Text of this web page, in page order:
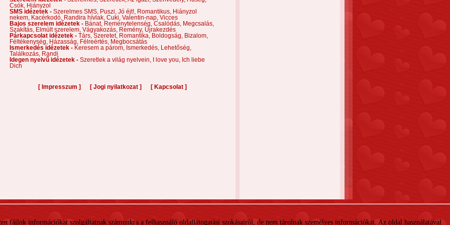
Csók,
Hiányzol
SMS idézetek - Szerelmes SMS, Puszi, Jó éjt!, Romantikus,
Hiányzol
nekem,
Kacérkodó, Randira hívlak, Cuki, Valentin-nap, Vicces
Bajos szerelem idézetek - Bánat, Reménytelenség, Csalódás,
Megcsalás,
Szakítás,
Elmúlt szerelem, Vágyakozás, Remény, Újrakezdés
Párkapcsolat idézetek - Társ, Szeretet, Romantika, Boldogság,
Bizalom,
Féltékenység,
Házasság, Félreértés,
Megbocsátás
Ismerkedés idézetek - Keresem a párom, Ismerkedés,
Lehetőség,
Találkozás,
Randi
Idegen nyelvű idézetek - Szeretlek a világ nyelvein, I love you,
Ich liebe
Dich
[ Impresszum ] [ Jogi nyilatkozat ] [ Kapcsolat ]
fájlok információkat szolgáltatnak számunkra a felhasználó oldallátogatási szokásairól, de nem tárolnak személyes információkat. Az oldal használatával